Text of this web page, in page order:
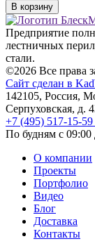
В корзину
Предприятие
лестничных
стали.
©2026 Все права
Сайт сделан в
142105, Россия,
Серпуховская, д.
+7 (495) 517-15-59
По будням с 09:00
О компании
Проекты
Портфолио
Видео
Блог
Доставка
Контакты